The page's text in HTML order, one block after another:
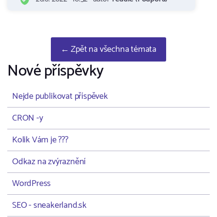
← Zpět na všechna témata
Nové příspěvky
Nejde publikovat příspěvek
CRON -y
Kolik Vám je ???
Odkaz na zvýraznění
WordPress
SEO - sneakerland.sk